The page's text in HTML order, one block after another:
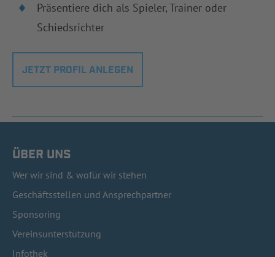
Präsentiere dich als Spieler, Trainer oder
Schiedsrichter
JETZT PROFIL ANLEGEN
ÜBER UNS
Wer wir sind & wofür wir stehen
Geschäftsstellen und Ansprechpartner
Sponsoring
Vereinsunterstützung
Infothek